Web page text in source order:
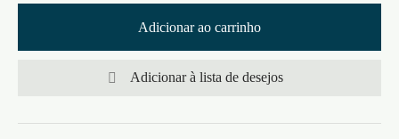
Adicionar ao carrinho
Adicionar à lista de desejos